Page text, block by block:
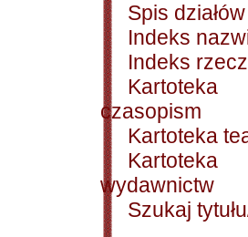
Spis działów
Indeks
Indeks
Kartoteka
czasopism
Kartoteka
Kartoteka
wydawnictw
Szukaj